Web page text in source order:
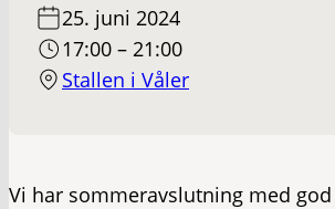
25. juni 2024
17:00 – 21:00
Stallen i Våler
Vi har sommeravslutning med